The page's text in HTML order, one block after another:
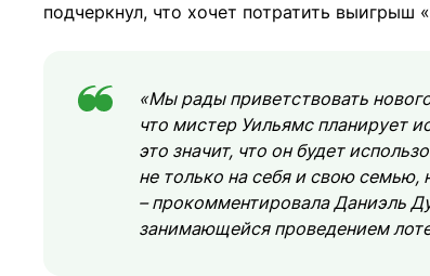
подчеркнул, что хочет потратить выигрыш
«Мы рады приветствовать
что мистер Уильямс планирует
это значит, что он будет
не только на себя и свою
– прокомментировала Даниэль
занимающейся проведением